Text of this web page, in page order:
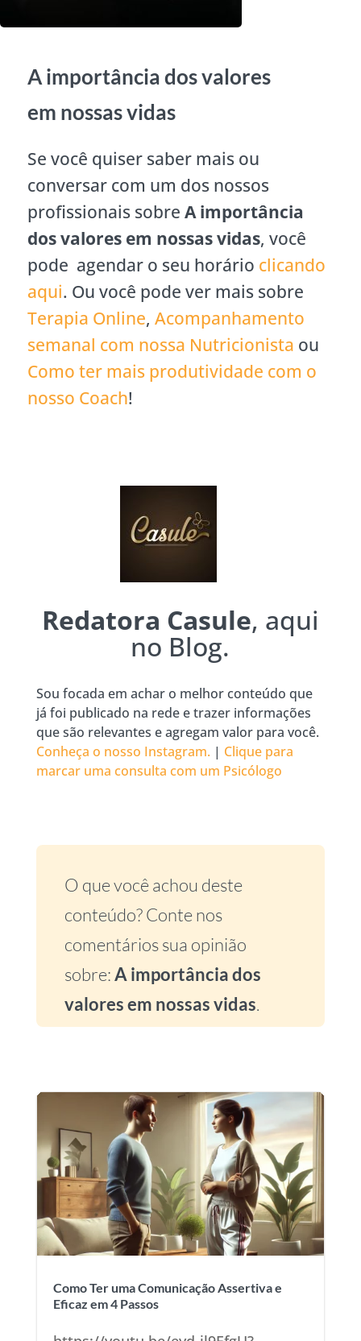
A importância dos valores
em nossas vidas
Se você quiser saber mais ou
conversar com um dos nossos
profissionais sobre A importância
dos valores em nossas vidas, você
pode agendar o seu horário clicando
aqui. Ou você pode ver mais sobre
Terapia Online, Acompanhamento
semanal com nossa Nutricionista ou
Como ter mais produtividade com o
nosso Coach!
Redatora Casule, aqui
no Blog.
Sou focada em achar o melhor conteúdo que
já foi publicado na rede e trazer informações
que são relevantes e agregam valor para você.
Conheça o nosso Instagram. | Clique para
marcar uma consulta com um Psicólogo
O que você achou deste
conteúdo? Conte nos
comentários sua opinião
sobre:A importância dos
valores em nossas vidas.
Como Ter uma Comunicação Assertiva e
Eficaz em 4 Passos